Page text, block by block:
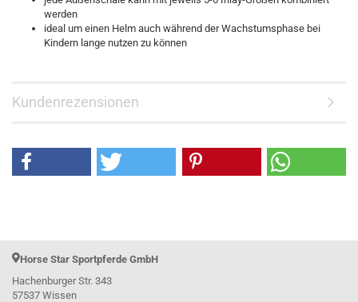
werden
ideal um einen Helm auch während der Wachstumsphase bei
Kindern lange nutzen zu können
Kundenrezensionen
Horse Star Sportpferde GmbH
Hachenburger Str. 343
57537 Wissen